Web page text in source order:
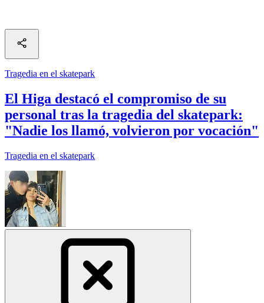
Tragedia en el skatepark
El Higa destacó el compromiso de su
personal tras la tragedia del skatepark:
"Nadie los llamó, volvieron por vocación"
Tragedia en el skatepark